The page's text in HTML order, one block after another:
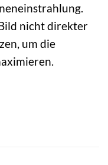
nicht direkter
um die